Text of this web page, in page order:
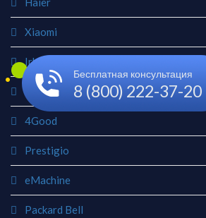
Бесплатная консультация
8 (800) 222-37-20
Xiaomi
Irbis
Digma
4Good
Prestigio
eMachine
Packard Bell